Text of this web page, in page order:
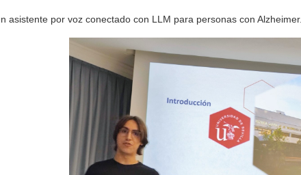
asistente por voz conectado con LLM para personas con Alzheimer.